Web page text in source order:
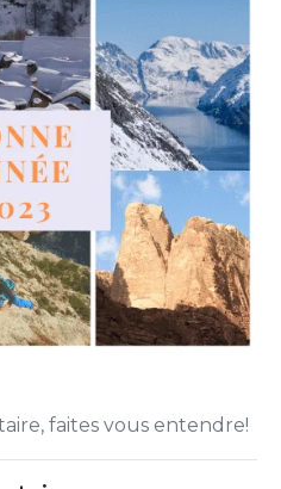
faites vous entendre!